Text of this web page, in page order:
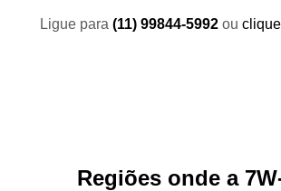
Ligue para (11) 99844-5992 ou
Regiões onde a